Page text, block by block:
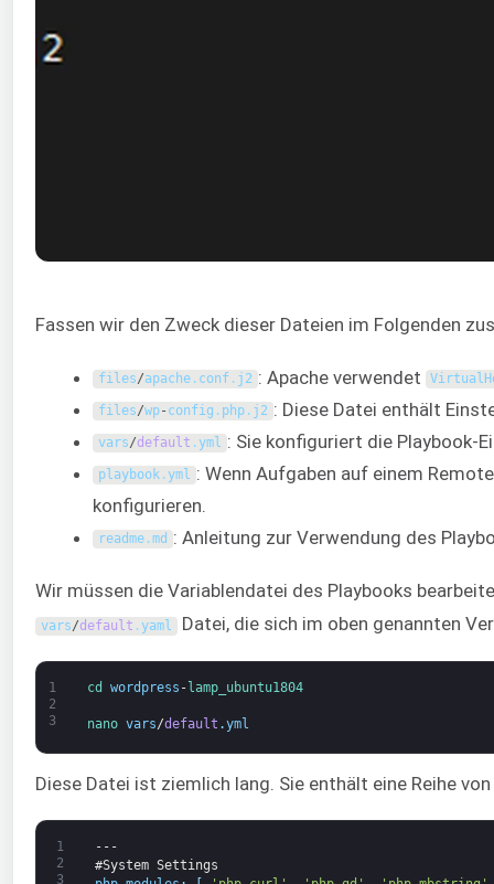
Fassen wir den Zweck dieser Dateien im Folgenden
files/apache. conf. j2 : Apache verwendet
files/wp- config . php. j2 : Diese Datei enthält
vars/default .yml : Sie konfiguriert die Playbook-
playbook.yml : Wenn Aufgaben auf einem
konfigurieren.
readme.md : Anleitung zur Verwendung des
Wir müssen die Variablendatei des Playbooks
vars/default .yaml Datei, die sich im oben genannten
1
2
3
cd wordpress -lamp_ubuntu1804
nano vars/default .yml
Diese Datei ist ziemlich lang. Sie enthält eine Reihe
1
2
3
---
#System Settings